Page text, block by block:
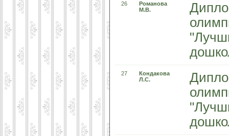
26
Романова
М.В.
27
Кондакова
Л.С.